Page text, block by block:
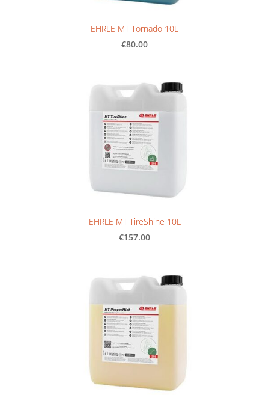
EHRLE MT Tornado 10L
€80.00
EHRLE MT TireShine 10L
€157.00